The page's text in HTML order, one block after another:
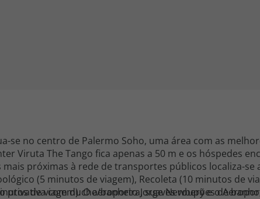
se no centro de Palermo Soho, uma área com as
Viruta The Tango fica apenas a 50 m e os hóspedes
próximas à rede de transportes públicos localiza-se
(5 minutos de viagem), Recoleta (10 minutos de
de viagem). O aeroporto Jorge Newbery e o
privativa com duche/banheira, suaves roupões de